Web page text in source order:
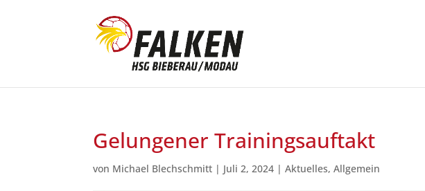
Gelungener Trainingsauftakt
von Michael Blechschmitt | Juli 2, 2024 |Aktuelles,Allgemein